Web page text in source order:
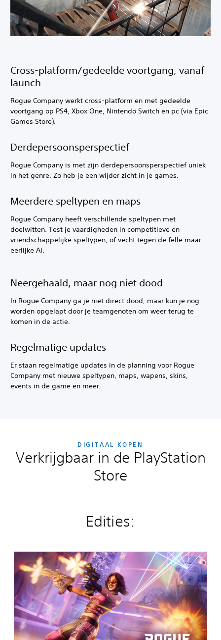
Cross-platform/gedeelde voortgang, vanaf
launch
Rogue Company werkt cross-platform en met gedeelde
voortgang op PS4, Xbox One, Nintendo Switch en pc (via Epic
Games Store).
Derdepersoonsperspectief
Rogue Company is met zijn derdepersoonsperspectief uniek
in het genre. Zo heb je een wijder zicht in je games.
Meerdere speltypen en maps
Rogue Company heeft verschillende speltypen met
doelwitten. Test je vaardigheden in competitieve en
vriendschappelijke speltypen, of vecht tegen de felle maar
eerlijke AI.
Neergehaald, maar nog niet dood
In Rogue Company ga je niet direct dood, maar kun je nog
worden opgelapt door je teamgenoten om weer terug te
komen in de actie.
Regelmatige updates
Er staan regelmatige updates in de planning voor Rogue
Company met nieuwe speltypen, maps, wapens, skins,
events in de game en meer.
DIGITAAL KOPEN
Verkrijgbaar in de PlayStation
Store
Edities:
o
g
e
C
m
p